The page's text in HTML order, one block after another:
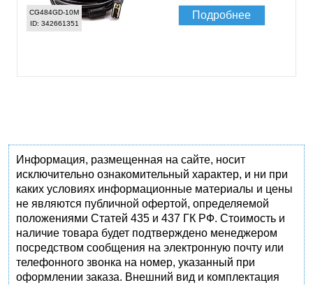
CG484GD-10M
ID: 342661351
Подробнее
Информация, размещенная на сайте, носит
исключительно ознакомительный характер, и ни при
каких условиях информационные материалы и цены
не являются публичной офертой, определяемой
положениями Статей 435 и 437 ГК РФ. Стоимость и
наличие товара будет подтверждено менеджером
посредством сообщения на электронную почту или
телефонного звонка на номер, указанный при
оформлении заказа. Внешний вид и комплектация